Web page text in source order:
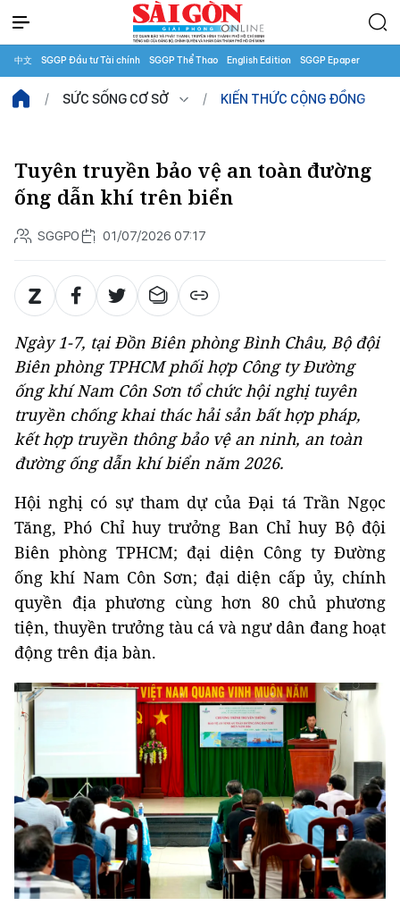
中文 SGGP Đầu tư Tài chính SGGP Thể Thao English Edition SGGP Epaper
SỨC SỐNG CƠ SỞ KIẾN THỨC CỘNG ĐỒNG
Tuyên truyền bảo vệ an toàn đường
ống dẫn khí trên biển
SGGPO 01/07/2026 07:17
Ngày 1-7, tại Đồn Biên phòng Bình Châu, Bộ đội
Biên phòng TPHCM phối hợp Công ty Đường
ống khí Nam Côn Sơn tổ chức hội nghị tuyên
truyền chống khai thác hải sản bất hợp pháp,
kết hợp truyền thông bảo vệ an ninh, an toàn
đường ống dẫn khí biển năm 2026.
Hội nghị có sự tham dự của Đại tá Trần Ngọc
Tăng, Phó Chỉ huy trưởng Ban Chỉ huy Bộ đội
Biên phòng TPHCM; đại diện Công ty Đường
ống khí Nam Côn Sơn; đại diện cấp ủy, chính
quyền địa phương cùng hơn 80 chủ phương
tiện, thuyền trưởng tàu cá và ngư dân đang hoạt
động trên địa bàn.